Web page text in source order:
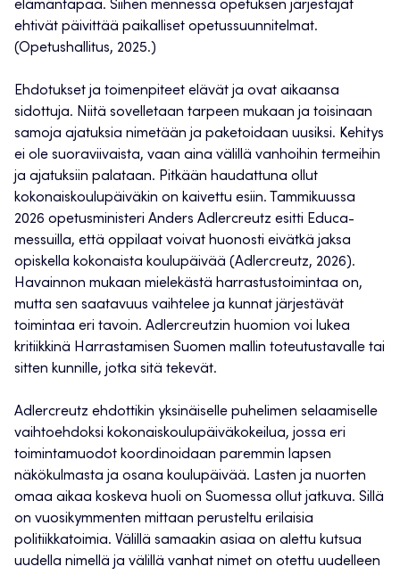
elämäntapaa. Siihen mennessä opetuksen järjestäjät
ehtivät päivittää paikalliset opetussuunnitelmat.
(Opetushallitus, 2025.)
Ehdotukset ja toimenpiteet elävät ja ovat aikaansa
sidottuja. Niitä sovelletaan tarpeen mukaan ja toisinaan
samoja ajatuksia nimetään ja paketoidaan uusiksi. Kehitys
ei ole suoraviivaista, vaan aina välillä vanhoihin termeihin
ja ajatuksiin palataan. Pitkään haudattuna ollut
kokonaiskoulupäiväkin on kaivettu esiin. Tammikuussa
2026 opetusministeri Anders Adlercreutz esitti Educa-
messuilla, että oppilaat voivat huonosti eivätkä jaksa
opiskella kokonaista koulupäivää (Adlercreutz, 2026).
Havainnon mukaan mielekästä harrastustoimintaa on,
mutta sen saatavuus vaihtelee ja kunnat järjestävät
toimintaa eri tavoin. Adlercreutzin huomion voi lukea
kritiikkinä Harrastamisen Suomen mallin toteutustavalle tai
sitten kunnille, jotka sitä tekevät.
Adlercreutz ehdottikin yksinäiselle puhelimen selaamiselle
vaihtoehdoksi kokonaiskoulupäiväkokeilua, jossa eri
toimintamuodot koordinoidaan paremmin lapsen
näkökulmasta ja osana koulupäivää. Lasten ja nuorten
omaa aikaa koskeva huoli on Suomessa ollut jatkuva. Sillä
on vuosikymmenten mittaan perusteltu erilaisia
politiikkatoimia. Välillä samaakin asiaa on alettu kutsua
uudella nimellä ja välillä vanhat nimet on otettu uudelleen